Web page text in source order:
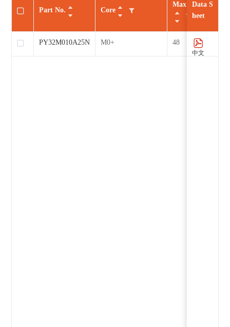
Core
Max CLK（MHz
M0+ 48
Part No.
PY32M010A25N7
Data S
heet
中文